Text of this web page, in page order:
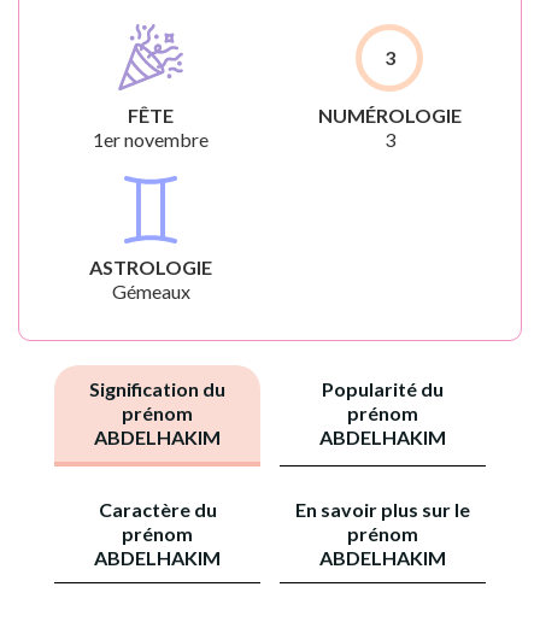
FÊTE
1er novembre
3
NUMÉROLOGIE
3
ASTROLOGIE
Gémeaux
Signification du
prénom
ABDELHAKIM
Popularité du
prénom
ABDELHAKIM
Caractère du
prénom
ABDELHAKIM
En savoir plus sur le
prénom
ABDELHAKIM